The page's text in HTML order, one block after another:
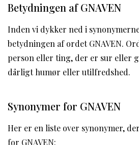
Betydningen af GNAVEN
Inden vi dykker ned i
betydningen af ordet GNAVEN.
person eller ting, der er sur eller
dårligt humør eller utilfredshed.
Synonymer for GNAVEN
Her er en liste over synonymer,
for GNAVEN: